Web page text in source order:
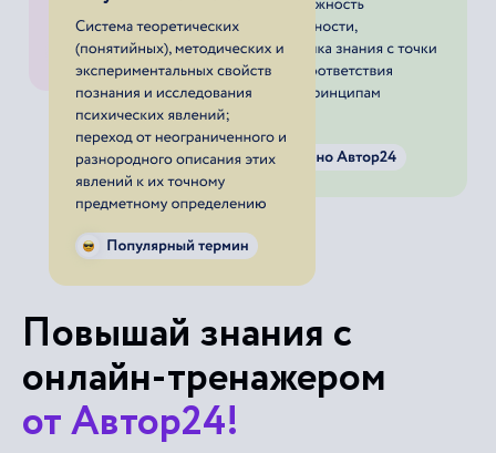
Повышай знания с
онлайн-тренажером
от Автор24!